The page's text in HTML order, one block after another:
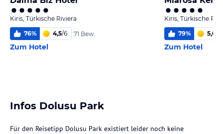
Kiris, Türkische Riviera
76% 4,5/6 71 Bew.
Zum Hotel
Kiris, Türkische
79% 5,0
Zum Hotel
Infos Dolusu Park
Für den Reisetipp Dolusu Park existiert leider noch keine